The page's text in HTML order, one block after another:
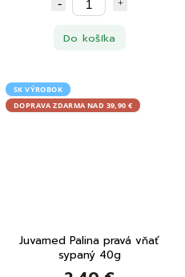
Do košíka
SK VÝROBOK
DOPRAVA ZDARMA NAD 39,90 €
Juvamed Palina pravá vňať
sypaný 40g